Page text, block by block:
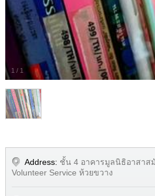
1 / 1
Address: ชั้น 4 อาคารมูลนิธิอาสาส
Volunteer Service ห้วยขวาง